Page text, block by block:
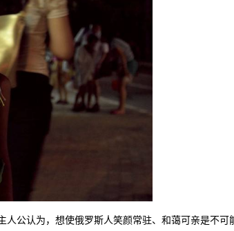
公认为，想使俄罗斯人笑颜常驻、和蔼可亲是不可